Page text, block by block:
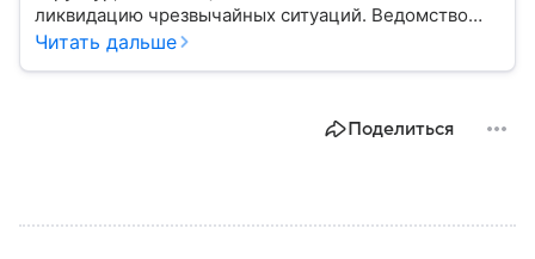
ликвидацию чрезвычайных ситуаций. Ведомство
играет важную роль в защите граждан от
задачи выполняет и какую роль играет в
Читать дальше
Поделиться